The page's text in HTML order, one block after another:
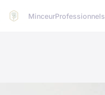
MinceurProfessionnels